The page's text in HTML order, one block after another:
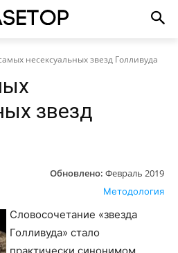
несексуальных звезд Голливуда
звезд
Обновлено: Февраль 2019
Методология
Словосочетание «звезда
Голливуда» стало
практически синонимом